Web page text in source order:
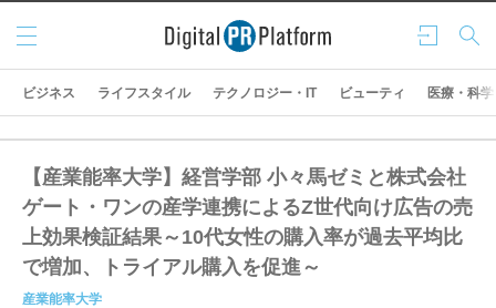
ログ
イン
検索
メニ
ュー
ビジネス ライフスタイル テクノロジー・IT ビューティ 医療・科学
【産業能率大学】経営学部 小々馬ゼミと株式会社
ゲート・ワンの産学連携によるZ世代向け広告の売
上効果検証結果～10代女性の購入率が過去平均比
で増加、トライアル購入を促進～
産業能率大学